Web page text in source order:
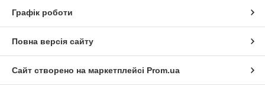
Графік роботи
Повна версія сайту
Сайт створено на маркетплейсі Prom.ua